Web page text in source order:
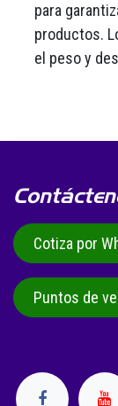
para
productos.
el peso y
Cotiza por
Puntos de